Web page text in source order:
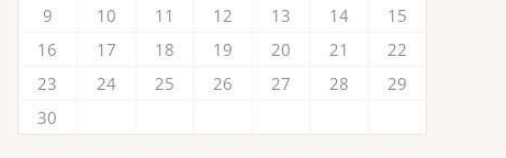
9
10 11 12 13 14
15
16
17 18 19 20 21
22
23
24 25 26 27 28
29
30